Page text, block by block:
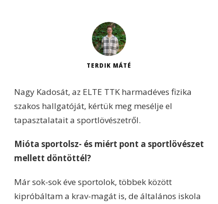
TERDIK MÁTÉ
Nagy Kadosát, az ELTE TTK harmadéves fizika
szakos hallgatóját, kértük meg mesélje el
tapasztalatait a sportlövészetről.
Mióta sportolsz- és miért pont a sportlövészet
mellett döntöttél?
Már sok-sok éve sportolok, többek között
kipróbáltam a krav-magát is, de általános iskola